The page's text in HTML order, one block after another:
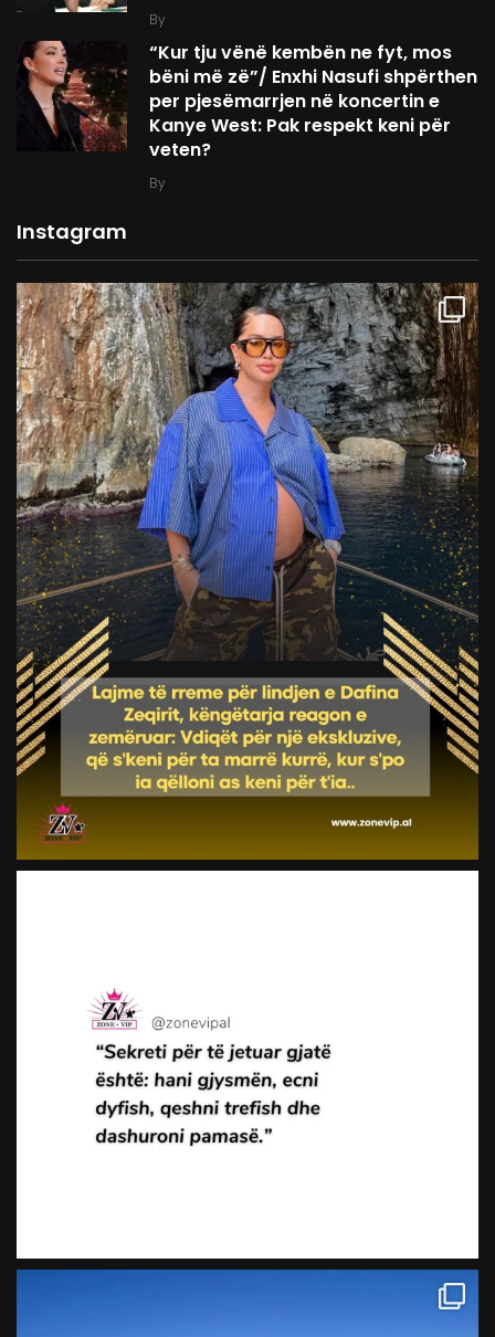
By
“Kur tju vënë kembën ne fyt, mos
bëni më zë”/ Enxhi Nasufi shpërthen
per pjesëmarrjen në koncertin e
Kanye West: Pak respekt keni për
veten?
By
Instagram